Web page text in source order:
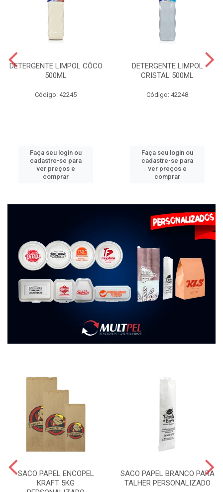
DETERGENTE LIMPOL CÔCO
500ML
Código: 42245
Faça seu login ou
cadastre-se para
ver preços e
comprar
DETERGENTE LIMPOL
CRISTAL 500ML
Código: 42248
Faça seu login ou
cadastre-se para
ver preços e
comprar
SACO PAPEL ENCOPEL
KRAFT 5KG
SACO PAPEL BRANCO PARA
TALHER PERSONALIZADO